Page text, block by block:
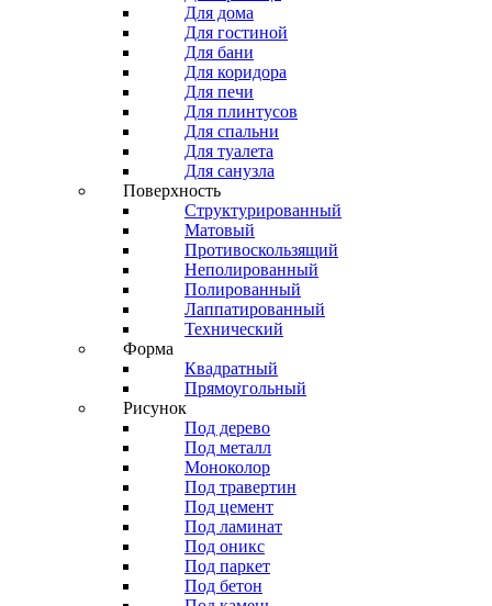
Для дома
Для гостиной
Для бани
Для коридора
Для печи
Для плинтусов
Для спальни
Для туалета
Для санузла
Поверхность
Структурированный
Матовый
Противоскользящий
Неполированный
Полированный
Лаппатированный
Технический
Форма
Квадратный
Прямоугольный
Рисунок
Под дерево
Под металл
Моноколор
Под травертин
Под цемент
Под ламинат
Под оникс
Под паркет
Под бетон